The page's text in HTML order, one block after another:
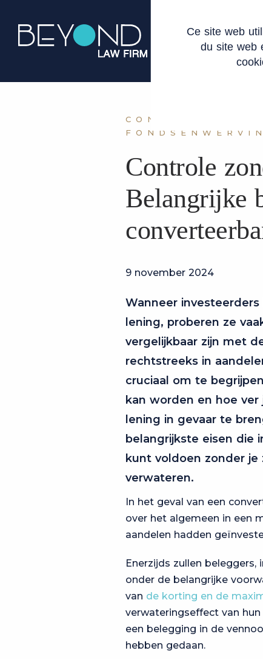
OVER ONS
Controle
Belangrijke
9 november 2024
Wanneer
lening, proberen ze
vergelijkbaar zijn met
rechtstreeks in
cruciaal om te
kan worden en hoe
lening in gevaar te
belangrijkste eisen die
kunt voldoen zonder
verwateren.
In het geval van een
over het algemeen in een
aandelen hadden
Enerzijds zullen
onder de belangrijke
van de korting en de
verwateringseffect van
een belegging in de
hebben gedaan.
Ce site web
du site web